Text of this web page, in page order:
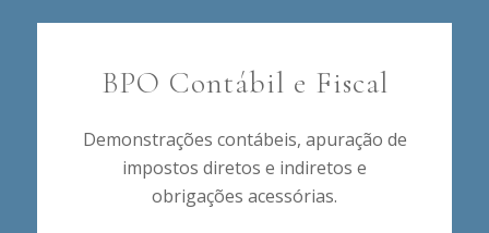
BPO Contábil e Fiscal
Demonstrações contábeis, apuração de
impostos diretos e indiretos e
obrigações acessórias.